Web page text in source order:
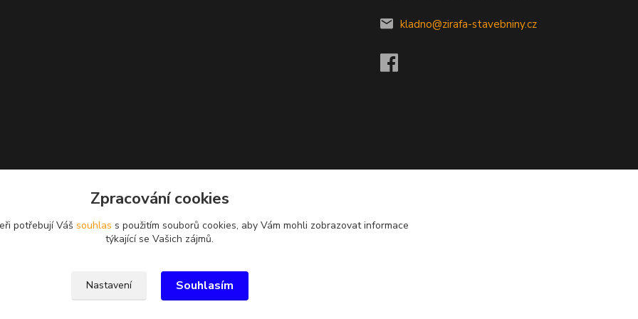
kladno@zirafa-stavebniny.cz
Zpracování cookies
potřebují Váš souhlas s použitím souborů cookies, aby Vám mohli zobrazovat informace
týkající se Vašich zájmů.
Nastavení Souhlasím